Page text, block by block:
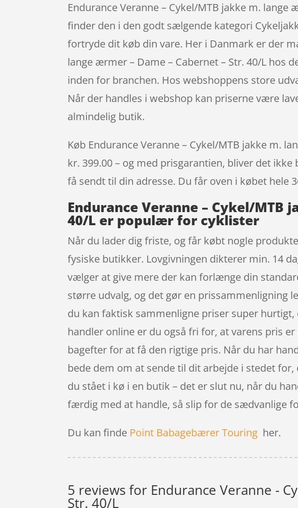
Endurance Veranne – Cykel/MTB jakke m.
finder den i den godt sælgende kategori
fortryde dit køb din vare. Her i Danmark er der
lange ærmer – Dame – Cabernet – Str. 40/L hos
inden for branchen. Hos webshoppens store
Når der handles i webshop kan priserne være
almindelig butik.
Køb Endurance Veranne – Cykel/MTB jakke m.
kr. 399.00 – og med prisgarantien, bliver det
få sendt til din adresse. Du får oven i købet hele
Endurance Veranne – Cykel/MTB
40/L er populær for cyklister
Når du lader dig friste, og får købt nogle
fysiske butikker. Lovgivningen dikterer min. 14
vælger at give mere der kan forlænge din
større udvalg, og det gør en
du kan faktisk sammenligne priser super
handler online er du også fri for, at varens pris
bagefter for at få den rigtige pris. Når du har
bede dem om at sende til dit arbejde i stedet
du stået i kø i en butik – det er slut nu, når du
færdig med at handle, så slip for de sædvanlige
Du kan finde Point Babagebærer Touring her.
5 reviews for Endurance Veranne -
Str. 40/L